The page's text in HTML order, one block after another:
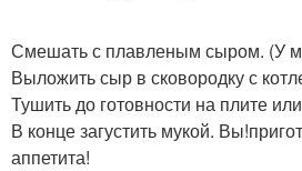
Смешать с плавленым сыром. (У
Выложить сыр в сковородку с
Тушить до готовности на плите
В конце загустить мукой.
аппетита!